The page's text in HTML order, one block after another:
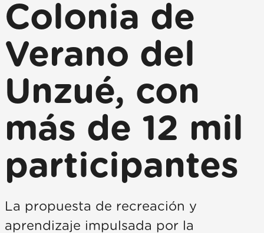
Colonia de
Verano del
Unzué, con
más de 12 mil
participantes
La propuesta de recreación y
aprendizaje impulsada por la